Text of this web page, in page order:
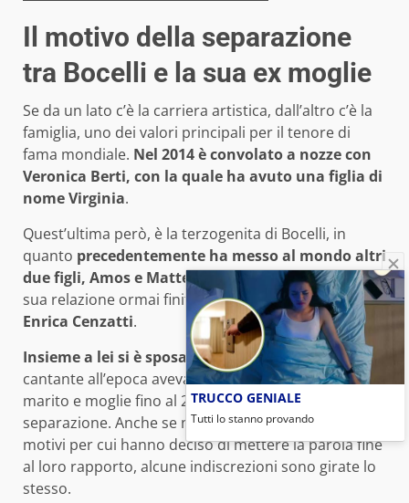
Il motivo della separazione
tra Bocelli e la sua ex moglie
Se da un lato c’è la carriera artistica, dall’altro c’è la
famiglia, uno dei valori principali per il tenore di
fama mondiale. Nel 2014 è convolato a nozze con
Veronica Berti, con la quale ha avuto una figlia di
nome Virginia.
Quest’ultima però, è la terzogenita di Bocelli, in
quanto precedentemente ha messo al mondo altri
due figli, Amos e Matteo
, venuti alla luce grazie alla
sua relazione ormai finitacon la sua ex moglie
Enrica Cenzatti.
Insieme a lei si è sposato nel 1992 , quando il
cantante all’epoca aveva 34 anni. Sono rimasti
marito e moglie fino al 2002, anno della definitiva
separazione. Anche se non si sono mai espressi sui
motivi per cui hanno deciso di mettere la parola fine
al loro rapporto, alcune indiscrezioni sono girate lo
stesso.
TRUCCO GENIALE
Tutti lo stanno provando